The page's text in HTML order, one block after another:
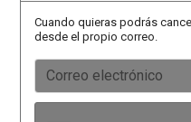
Cuando quieras podrás
desde el propio correo.